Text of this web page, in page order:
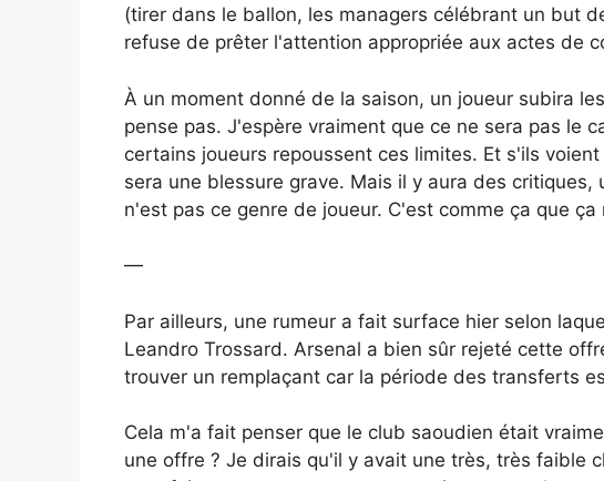
(tirer dans le ballon, les managers célébrant un but
refuse de prêter l'attention appropriée aux actes de
À un moment donné de la saison, un joueur subira
pense pas. J'espère vraiment que ce ne sera pas le
certains joueurs repoussent ces limites. Et s'ils
sera une blessure grave. Mais il y aura des
n'est pas ce genre de joueur. C'est comme ça que ça
—
Par ailleurs, une rumeur a fait surface hier selon
Leandro Trossard. Arsenal a bien sûr rejeté cette
trouver un remplaçant car la période des transferts
Cela m'a fait penser que le club saoudien était
une offre ? Je dirais qu'il y avait une très, très faible